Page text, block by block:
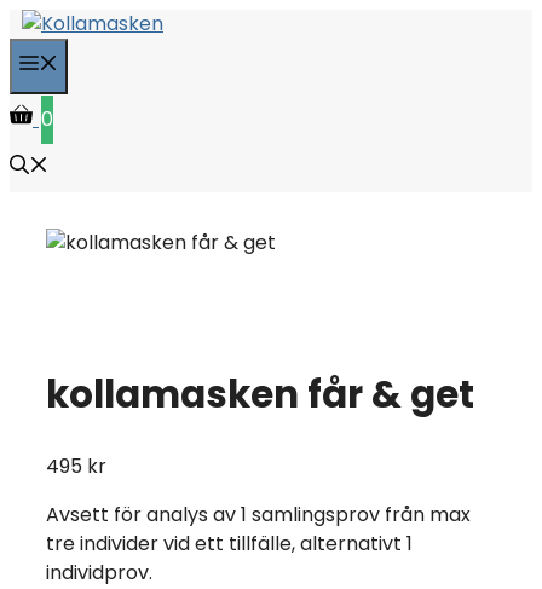
Hoppa
till
0
kollamasken får & get
495 kr
Avsett för analys av 1 samlingsprov från max
tre individer vid ett tillfälle, alternativt 1
individprov.